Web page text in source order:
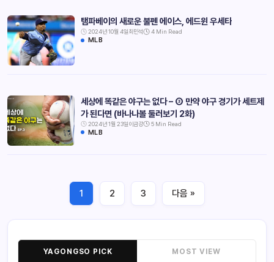
탬파베이의 새로운 불펜 에이스, 에드윈 우세타
2024년 10월 4일최민석 4 Min Read
MLB
세상에 똑같은 야구는 없다 – ③ 만약 야구 경기가 세트제
가 된다면 (바나나볼 둘러보기 2화)
2024년 1월 23일이금강 5 Min Read
MLB
1 2 3 다음 »
YAGONGSO PICK MOST VIEW